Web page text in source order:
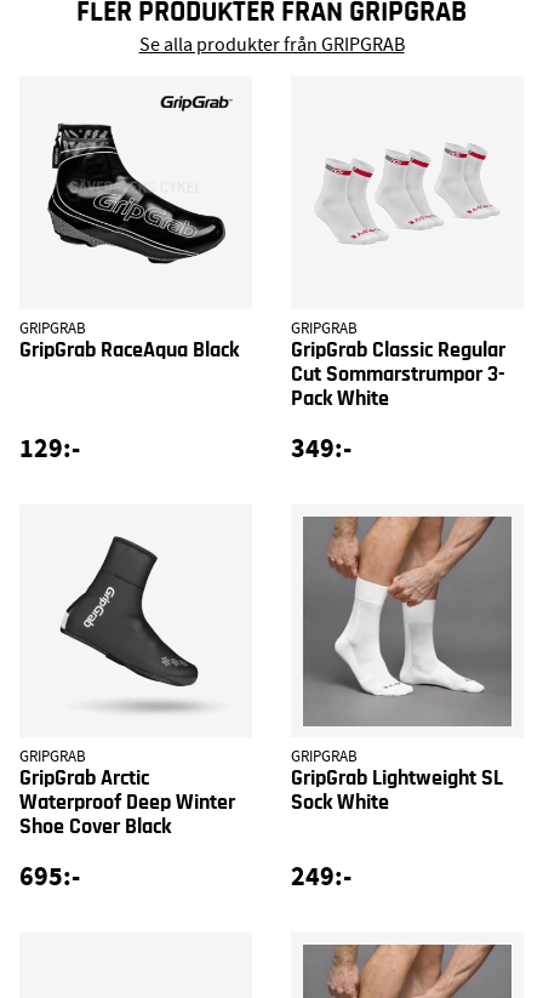
FLER PRODUKTER FRÅN GRIPGRAB
Se alla produkter från GRIPGRAB
GRIPGRAB
GripGrab RaceAqua Black
129:-
GRIPGRAB
GripGrab Classic Regular
Cut Sommarstrumpor 3-
Pack White
349:-
GRIPGRAB
GripGrab Arctic
Waterproof Deep Winter
Shoe Cover Black
695:-
GRIPGRAB
GripGrab Lightweight SL
Sock White
249:-